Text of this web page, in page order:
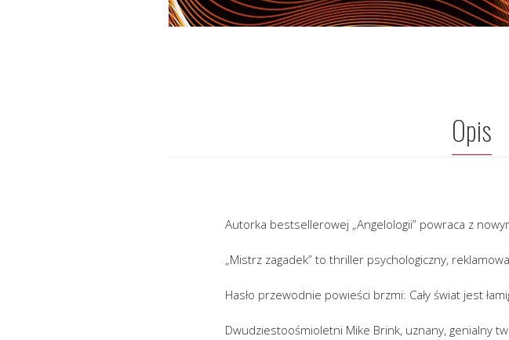
Opis
Autorka bestsellerowej „Angelologii” powraca z
„Mistrz zagadek” to thriller psychologiczny,
Hasło przewodnie powieści brzmi: Cały świat jest
Dwudziestoośmioletni Mike Brink, uznany, genialny